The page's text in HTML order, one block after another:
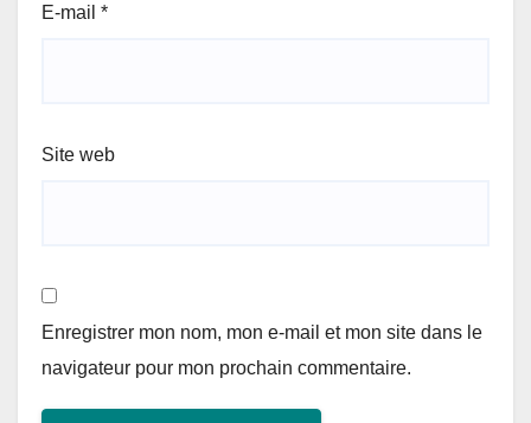
E-mail *
Site web
Enregistrer mon nom, mon e-mail et mon site dans le
navigateur pour mon prochain commentaire.